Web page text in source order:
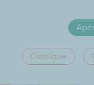
Classique